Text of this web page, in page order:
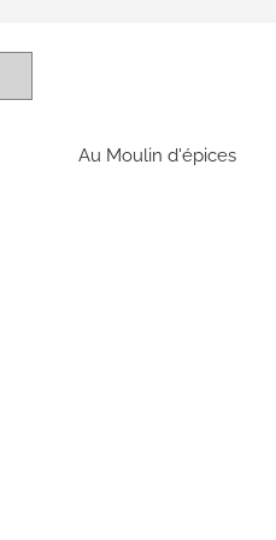
Au Moulin d'épices